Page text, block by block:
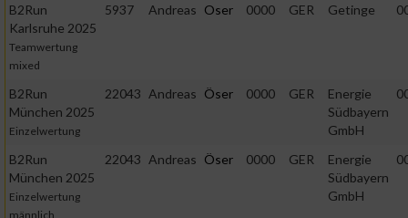
B2Run
Karlsruhe 2025
Teamwertung
mixed
5937 Andreas Oser 0000 GER Getinge
B2Run
München 2025
Einzelwertung
22043 Andreas Öser 0000 GER
Energie
Südbayern
GmbH
B2Run
München 2025
Einzelwertung
männlich
22043 Andreas Öser 0000 GER
Energie
Südbayern
GmbH